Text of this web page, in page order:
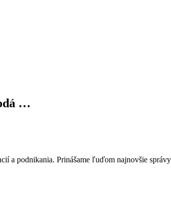
…
podnikania. Prinášame ľuďom najnovšie správy